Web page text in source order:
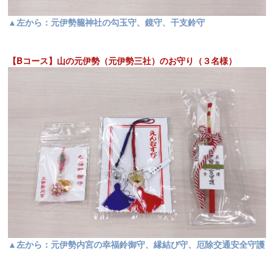
▲左から：元伊勢籠神社の勾玉守、鏡守、干支鈴守
【Bコース】山の元伊勢（元伊勢三社）のお守り（３名様）
▲左から：元伊勢内宮の幸福鈴御守、縁結び守、厄除交通安全守護